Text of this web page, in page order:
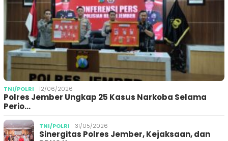
TNI/POLRI 12/06/2026
Polres Jember Ungkap 25 Kasus Narkoba Selama
Perio…
TNI/POLRI 31/05/2026
Sinergitas Polres Jember, Kejaksaan, dan